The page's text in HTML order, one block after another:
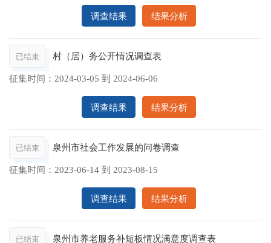
调查结果 结果分析
已结束 村（居）务公开情况调查表
征集时间： 2024-03-05 到 2024-06-06
调查结果 结果分析
已结束 泉州市社会工作发展的问卷调查
征集时间： 2023-06-14 到 2023-08-15
调查结果 结果分析
已结束 泉州市养老服务补短板情况满意度调查表